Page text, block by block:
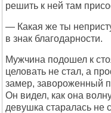
решить к ней там
— Какая же ты
в знак благодарности.
Мужчина подошел к
целовать не стал, а
замер, завороженный
Он видел, как она
девушка старалась не